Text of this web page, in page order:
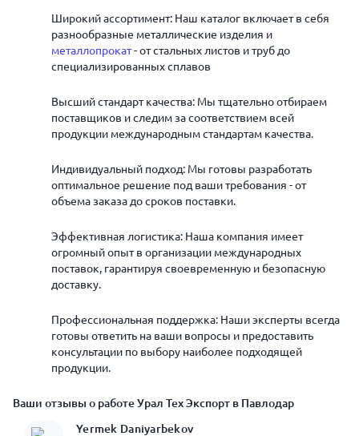
Широкий ассортимент: Наш каталог включает в себя
разнообразные металлические изделия и
металлопрокат- от стальных листов и труб до
специализированных сплавов
Высший стандарт качества: Мы тщательно отбираем
поставщиков и следим за соответствием всей
продукции международным стандартам качества.
Индивидуальный подход: Мы готовы разработать
оптимальное решение под ваши требования - от
объема заказа до сроков поставки.
Эффективная логистика: Наша компания имеет
огромный опыт в организации международных
поставок, гарантируя своевременную и безопасную
доставку.
Профессиональная поддержка: Наши эксперты всегда
готовы ответить на ваши вопросы и предоставить
консультации по выбору наиболее подходящей
продукции.
Ваши отзывы о работе Урал Тех Экспорт в Павлодар
Yermek Daniyarbekov